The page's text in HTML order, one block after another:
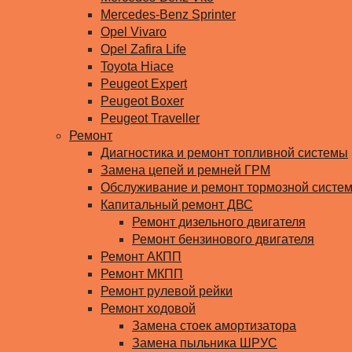
Mercedes-Benz Sprinter
Opel Vivaro
Opel Zafira Life
Toyota Hiace
Peugeot Expert
Peugeot Boxer
Peugeot Traveller
Ремонт
Диагностика и ремонт топливной системы
Замена цепей и ремней ГРМ
Обслуживание и ремонт тормозной
Капитальный ремонт ДВС
Ремонт дизельного двигателя
Ремонт бензинового двигателя
Ремонт АКПП
Ремонт МКПП
Ремонт рулевой рейки
Ремонт ходовой
Замена стоек амортизатора
Замена пыльника ШРУС